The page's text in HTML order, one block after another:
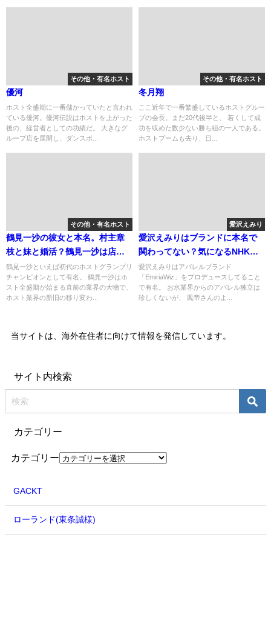
その他・有名ホスト
優河
ホスト全盛期に一番儲かっていたと言われ
ている優河。優河伝説はホストを上がった
後の、経営者としての功績だ。 大きなグ
ループ店を展開し、ダンスボ...
その他・有名ホスト
冬月翔
ここ近年で一番繁盛しているホストグルー
プの会長。まだ20代後半と、 若くして成
功を収めた数少ない勝ち組の一人である。
ホストブームも去り、日...
その他・有名ホスト
鶴見一沙の彼女と本名。村主章
枝と妹と婚活？鶴見一沙は店に
も出る！
鶴見一沙といえば初代のホストグランプリ
チャンピオンとして有名。 鶴見一沙はホ
スト全盛期が始まる直前の業界の大物で、
ホスト業界の新旧の移り変わ...
愛沢えみり
愛沢えみりはブランドに本名で
関わってない？気になるNHK出
演。
愛沢えみりはアパレルブランド
「EmiriaWiz」をプロデュースしてること
で有名。 お水業界からのアパレル独立は
珍しくないが、 鳳帝さんのよ...
当サイトは、海外在住者に向けて情報を発信しています。
サイト内検索
カテゴリー
カテゴリー
GACKT
ローランド(東条誠様)